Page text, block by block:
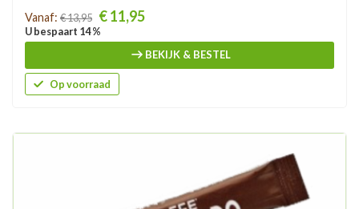
Prijs
Vanaf: € 13,95 € 11,95
U bespaart 14 %
BEKIJK & BESTEL
Op voorraad